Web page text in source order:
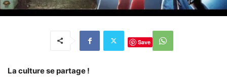
Save
La culture se partage !